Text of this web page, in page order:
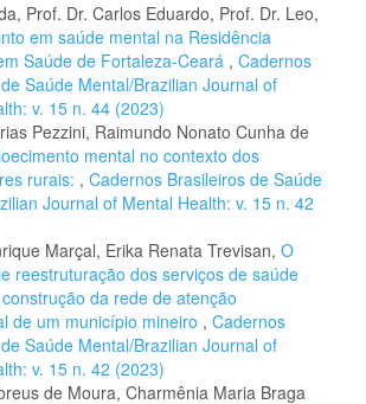
Prof. Dr. Carlos Eduardo, Prof. Dr. Leo,
em saúde mental na Residência
Saúde de Fortaleza-Ceará , Cadernos
Saúde Mental/Brazilian Journal of
v. 15 n. 44 (2023)
Pezzini, Raimundo Nonato Cunha de
mental no contexto dos
rurais: , Cadernos Brasileiros de Saúde
Journal of Mental Health: v. 15 n. 42
Marçal, Erika Renata Trevisan, O
reestruturação dos serviços de saúde
da rede de atenção
de um município mineiro , Cadernos
Saúde Mental/Brazilian Journal of
v. 15 n. 42 (2023)
de Moura, Charmênia Maria Braga